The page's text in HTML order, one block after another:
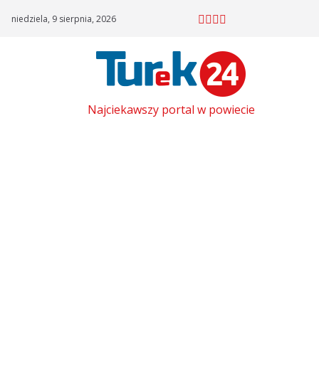
niedziela, 9 sierpnia, 2026
Najciekawszy portal w powiecie